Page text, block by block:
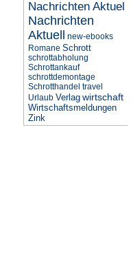
Nachrichten Aktuel
Nachrichten
Aktuell
new-ebooks
Romane Schrott
schrottabholung
Schrottankauf
schrottdemontage
Schrotthandel travel
Urlaub Verlag wirtschaft
Wirtschaftsmeldungen
Zink